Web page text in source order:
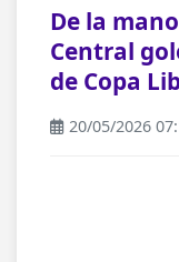
De la
Central
de Copa
20/05/2026